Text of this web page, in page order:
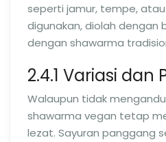
seperti jamur, tempe,
digunakan, diolah dengan
dengan shawarma
2.4.1 Variasi dan
Walaupun tidak
shawarma vegan tetap
lezat. Sayuran panggang